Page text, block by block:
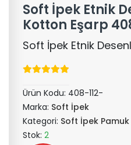
Soft İpek Etnik
Kotton Eşarp
Soft İpek Etnik
Ürün Kodu: 408-112-
Marka: Soft İpek
Kategori: Soft İpek Pamuk
Stok: 2